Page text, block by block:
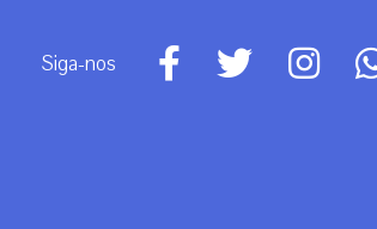
Siga-nos